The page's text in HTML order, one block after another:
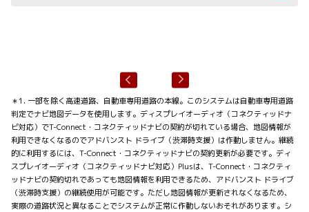
＊1. 一部を除く高速道路、自動車専用道路の本線。このシステムは自動車専用道路
判定でナビ地図データを使用します。ディスプレイオーディオ（コネクティッドナ
ビ対応）でT-Connect・コネクティッドナビの契約が切れている場合、地図情報が
利用できなくなるのでアドバンスト ドライブ（渋滞時支援）は作動しません。継続
的に利用するには、T-Connect・コネクティッドナビの契約更新が必要です。ディ
スプレイオーディオ（コネクティッドナビ対応）Plusは、T-Connect・コネクティ
ッドナビの契約切れであっても地図情報を利用できるため、アドバンスト ドライブ
（渋滞時支援）の継続使用が可能です。ただし地図情報が更新されなくなるため、
実際の道路状況と異なることでシステムが正常に作動しないおそれがあります。シ